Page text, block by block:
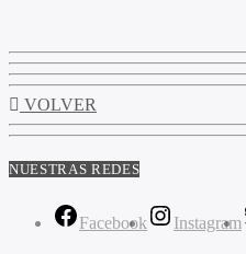
VOLVER
NUESTRAS REDES
Facebook Instagram